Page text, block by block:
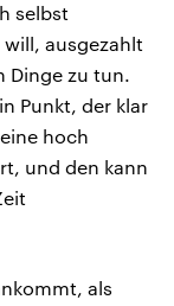
selbst
ausgezahlt
Dinge zu tun.
Punkt, der klar
hoch
und den kann
als